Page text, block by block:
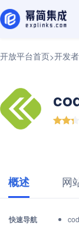
开放平台首页>开发
概述 网
快速导航